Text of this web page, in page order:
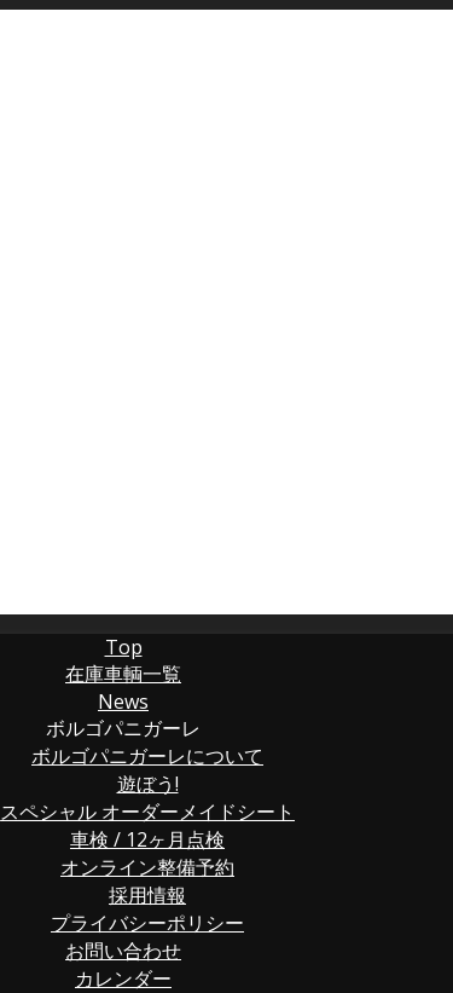
Top
在庫車輌一覧
News
ボルゴパニガーレ
ボルゴパニガーレについて
遊ぼう!
スペシャル オーダーメイドシート
車検 / 12ヶ月点検
オンライン整備予約
採用情報
プライバシーポリシー
お問い合わせ
カレンダー